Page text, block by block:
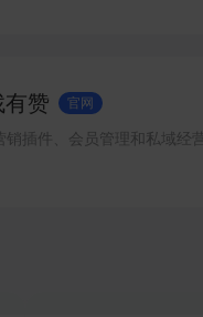
赞 官网
插件、会员管理和私域经